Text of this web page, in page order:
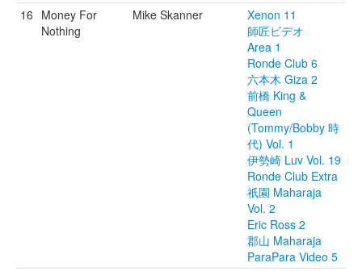
16 Money For
Nothing
Mike Skanner
Xenon 11
師匠ビデオ
Area 1
Ronde Club 6
六本木 Giza 2
前橋 King &
Queen
(Tommy/Bobby 時
代) Vol. 1
伊勢崎 Luv Vol. 19
Ronde Club Extra
祇園 Maharaja
Vol. 2
Eric Ross 2
郡山 Maharaja
ParaPara Video 5